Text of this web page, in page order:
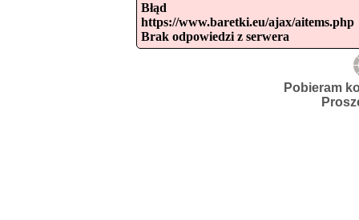
Błąd
https://www.baretki.eu/ajax/aitems.php
Brak odpowiedzi z serwera
Pobieram